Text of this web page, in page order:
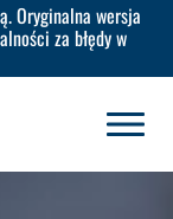
Oryginalna wersja
za błędy w